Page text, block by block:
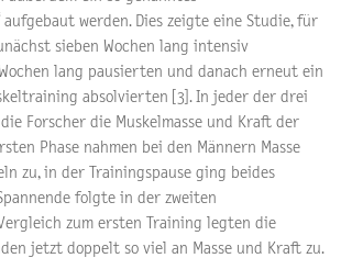
aufgebaut werden. Dies zeigte eine Studie, für
sieben Wochen lang intensiv
lang pausierten und danach erneut ein
absolvierten [3]. In jeder der drei
Forscher die Muskelmasse und Kraft der
Phase nahmen bei den Männern Masse
zu, in der Trainingspause ging beides
folgte in der zweiten
zum ersten Training legten die
jetzt doppelt so viel an Masse und Kraft zu.